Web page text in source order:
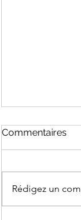
Commentaires
Rédigez un